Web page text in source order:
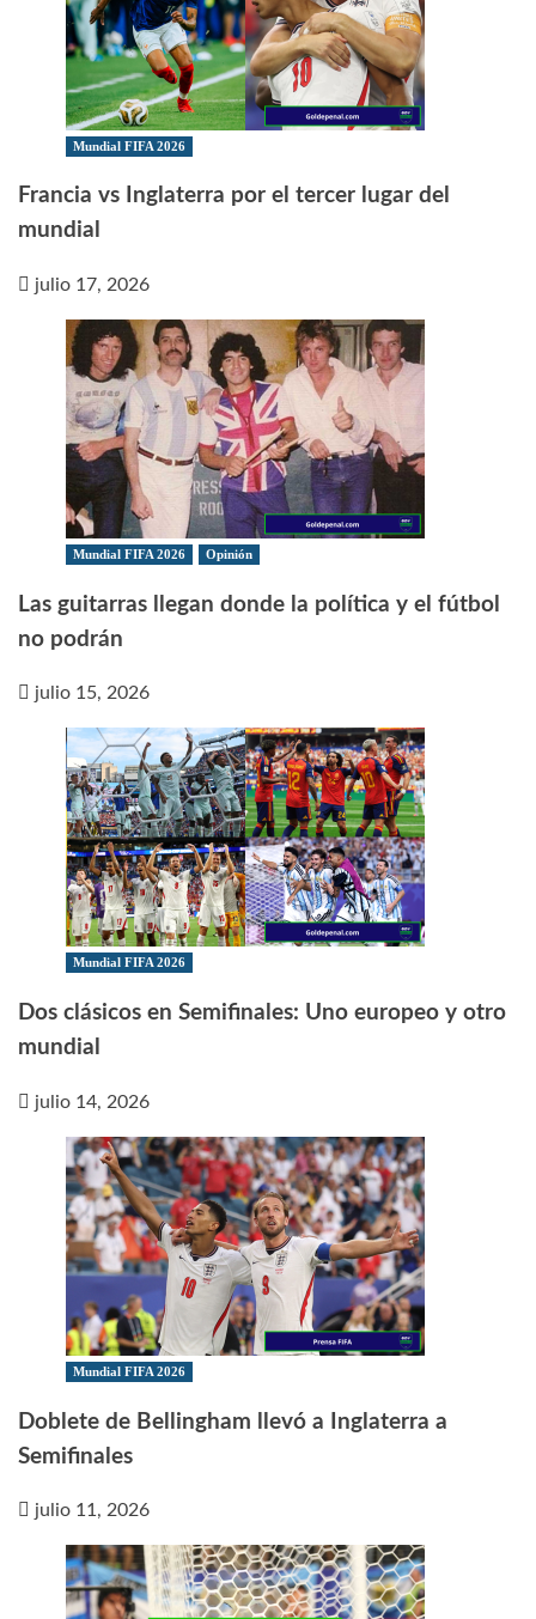
Mundial FIFA 2026
Francia vs Inglaterra por el tercer lugar del
mundial
julio 17, 2026
Mundial FIFA 2026 Opinión
Las guitarras llegan donde la política y el fútbol
no podrán
julio 15, 2026
Mundial FIFA 2026
Dos clásicos en Semifinales: Uno europeo y otro
mundial
julio 14, 2026
Mundial FIFA 2026
Doblete de Bellingham llevó a Inglaterra a
Semifinales
julio 11, 2026